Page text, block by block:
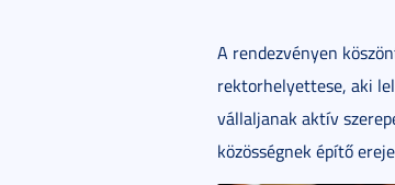
A rendezvényen
rektorhelyettese, aki
vállaljanak aktív
közösségnek építő